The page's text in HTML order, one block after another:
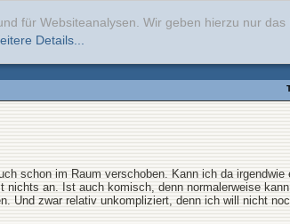
für Websiteanalysen. Wir geben hierzu nur das
Details...
schon im Raum verschoben. Kann ich da irgendwie
an. Ist auch komisch, denn normalerweise
Und zwar relativ unkompliziert, denn ich will nicht